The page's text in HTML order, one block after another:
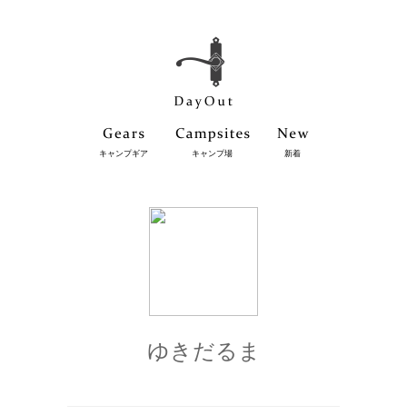
キャンプギア キャンプ場 新着
ゆきだるま